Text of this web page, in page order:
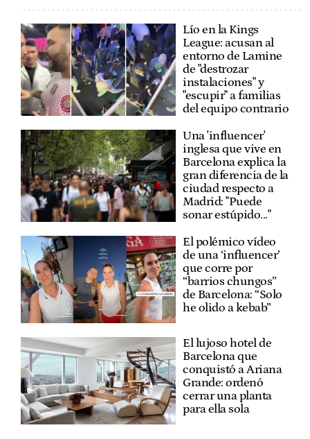
Lío en la Kings
League: acusan al
entorno de Lamine
de "destrozar
instalaciones" y
"escupir" a familias
del equipo contrario
Una 'influencer'
inglesa que vive en
Barcelona explica la
gran diferencia de la
ciudad respecto a
Madrid: "Puede
sonar estúpido..."
El polémico vídeo
de una ‘influencer’
que corre por
“barrios chungos”
de Barcelona: “Solo
he olido a kebab”
El lujoso hotel de
Barcelona que
conquistó a Ariana
Grande: ordenó
cerrar una planta
para ella sola